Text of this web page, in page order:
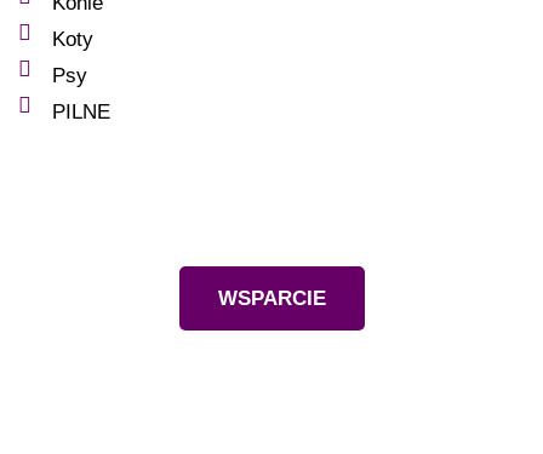
Koty
Psy
PILNE
WSPARCIE